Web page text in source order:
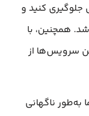
جلوگیری کنید و
همچنین، با
سرویس‌ها از
به‌طور ناگهانی